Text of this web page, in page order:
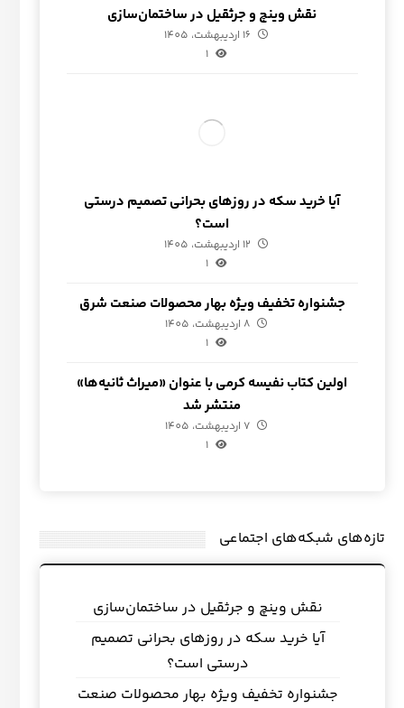
نقش وینچ و جرثقیل در ساختمان‌سازی
16 اردیبهشت، 1405
1
آیا خرید سکه در روزهای بحرانی تصمیم درستی
است؟
12 اردیبهشت، 1405
1
جشنواره تخفیف ویژه بهار محصولات صنعت شرق
8 اردیبهشت، 1405
1
اولین کتاب نفیسه کرمی با عنوان «میراث ثانیه‌ها»
منتشر شد
7 اردیبهشت، 1405
1
تازه‌های شبکه‌های اجتماعی
نقش وینچ و جرثقیل در ساختمان‌سازی
آیا خرید سکه در روزهای بحرانی تصمیم
درستی است؟
جشنواره تخفیف ویژه بهار محصولات صنعت